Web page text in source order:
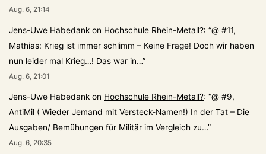
Aug. 6, 21:14
Jens-Uwe Habedank on Hochschule Rhein-Metall?: “@ #11,
Mathias: Krieg ist immer schlimm – Keine Frage! Doch wir haben
nun leider mal Krieg…! Das war in…”
Aug. 6, 21:01
Jens-Uwe Habedank on Hochschule Rhein-Metall?: “@ #9,
AntiMil ( Wieder Jemand mit Versteck-Namen!) In der Tat – Die
Ausgaben/ Bemühungen für Militär im Vergleich zu…”
Aug. 6, 20:35